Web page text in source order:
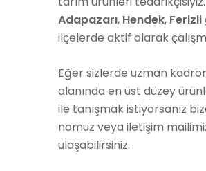
Adapazarı, Hendek, Ferizli
ilçelerde aktif olarak
Eğer sizlerde uzman
alanında en üst düzey
ile tanışmak istiyorsanız
nomuz veya iletişim
ulaşabilirsiniz.